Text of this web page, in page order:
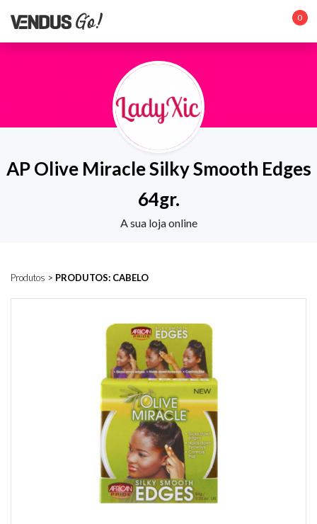
0
AP Olive Miracle Silky Smooth Edges
64gr.
A sua loja online
Produtos > PRODUTOS: CABELO